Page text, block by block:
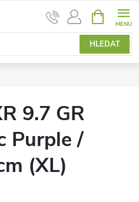
HLEDAT
NÁKUPNÍ
KOŠÍK
9.7 GR
Purple /
(XL)